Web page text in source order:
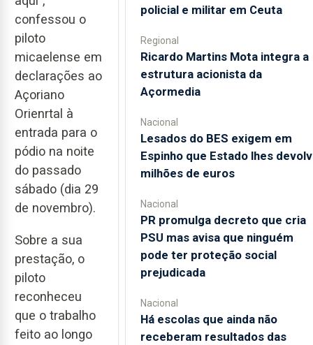
confessou o
piloto
micaelense em
declarações ao
Açoriano
Orienrtal à
entrada para o
pódio na noite
do passado
sábado (dia 29
de novembro).
Sobre a sua
prestação, o
piloto
reconheceu
que o trabalho
feito ao longo
policial e militar em Ceuta
Regional
Ricardo Martins Mota integra a
estrutura acionista da
Açormedia
Nacional
Lesados do BES exigem em
Espinho que Estado lhes
milhões de euros
Nacional
PR promulga decreto que cria
PSU mas avisa que ninguém
pode ter proteção social
prejudicada
Nacional
Há escolas que ainda não
receberam resultados das